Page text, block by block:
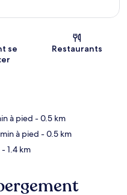
se
Restaurants
à pied - 0.5 km
à pied - 0.5 km
- 1.4 km